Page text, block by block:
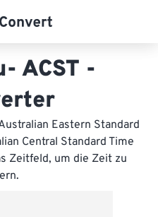
ACST -
Eastern Standard
Central Standard Time
Zeitfeld, um die Zeit zu